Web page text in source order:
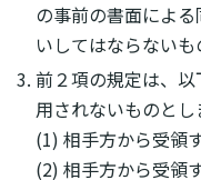
の事前の書面によ
いしてはならないも
前２項の規定は、
用されないものとし
(1) 相手方から受領
(2) 相手方から受領